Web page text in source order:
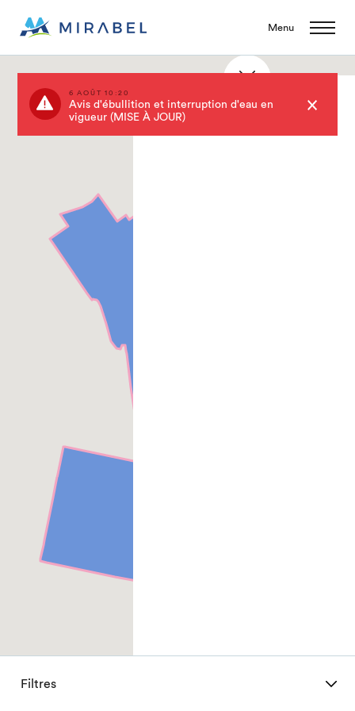
Menu
6 AOÛT 10:20
Avis d'ébullition et interruption d'eau en
vigueur (MISE À JOUR)
Filtres
Saint-Jérusalem